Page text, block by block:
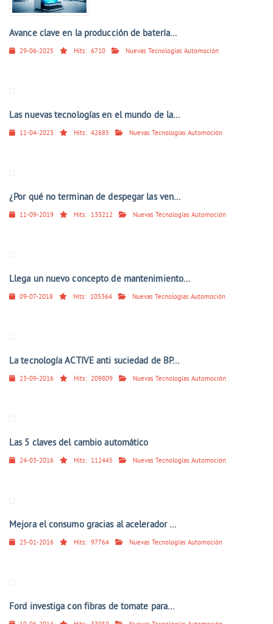
Avance clave en la producción de batería...
29-06-2025 Hits: 6710 Nuevas Tecnologías Automoción
Las nuevas tecnologías en el mundo de la...
11-04-2023 Hits: 42685 Nuevas Tecnologías Automoción
¿Por qué no terminan de despegar las ven...
11-09-2019 Hits: 133212 Nuevas Tecnologías Automoción
Llega un nuevo concepto de mantenimiento...
09-07-2018 Hits: 105364 Nuevas Tecnologías Automoción
La tecnología ACTIVE anti suciedad de BP...
23-09-2016 Hits: 209809 Nuevas Tecnologías Automoción
Las 5 claves del cambio automático
24-03-2016 Hits: 112445 Nuevas Tecnologías Automoción
Mejora el consumo gracias al acelerador ...
25-01-2016 Hits: 97764 Nuevas Tecnologías Automoción
Ford investiga con fibras de tomate para...